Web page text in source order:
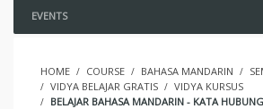
EVENTS
HOME COURSE BAHASA MANDARIN
VIDYA BELAJAR GRATIS
VIDYA KURSUS
BELAJAR BAHASA MANDARIN - KATA HUBUNG